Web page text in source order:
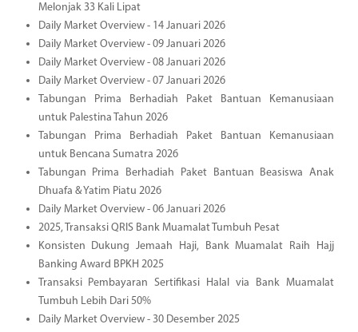
Melonjak 33 Kali Lipat
Daily Market Overview - 14 Januari 2026
Daily Market Overview - 09 Januari 2026
Daily Market Overview - 08 Januari 2026
Daily Market Overview - 07 Januari 2026
Tabungan Prima Berhadiah Paket Bantuan Kemanusiaan
untuk Palestina Tahun 2026
Tabungan Prima Berhadiah Paket Bantuan Kemanusiaan
untuk Bencana Sumatra 2026
Tabungan Prima Berhadiah Paket Bantuan Beasiswa Anak
Dhuafa & Yatim Piatu 2026
Daily Market Overview - 06 Januari 2026
2025, Transaksi QRIS Bank Muamalat Tumbuh Pesat
Konsisten Dukung Jemaah Haji, Bank Muamalat Raih Hajj
Banking Award BPKH 2025
Transaksi Pembayaran Sertifikasi Halal via Bank Muamalat
Tumbuh Lebih Dari 50%
Daily Market Overview - 30 Desember 2025